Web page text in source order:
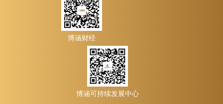
博涵财经
博涵可持续发展中心